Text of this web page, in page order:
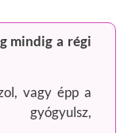
mindig a régi
vagy épp a